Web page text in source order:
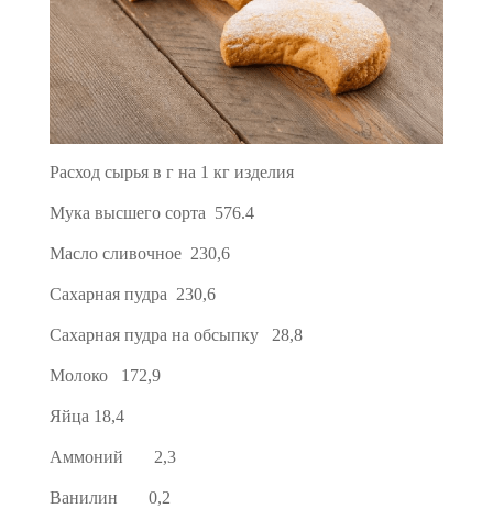
Расход сырья в г на 1 кг изделия
Мука высшего сорта 576.4
Масло сливочное 230,6
Сахарная пудра 230,6
Сахарная пудра на об­сыпку 28,8
Молоко 172,9
Яйца 18,4
Аммоний 2,3
Ванилин 0,2